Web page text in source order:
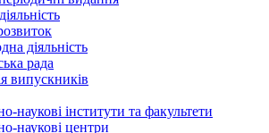
діяльність
рада
випускників
наукові інститути та факультети
наукові центри